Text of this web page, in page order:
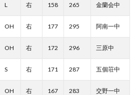
L 右 158 265 金蘭会中
OH 右 177 295 阿南一中
OH 右 172 296 三原中
S 右 171 287 五個荘中
OH 右 167 283 交野一中